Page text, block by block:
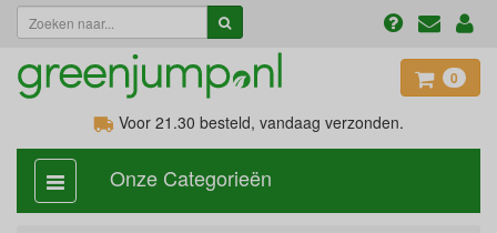
0
Voor 21.30 besteld, vandaag verzonden.
categorie
aan,
Onze Categorieën